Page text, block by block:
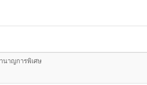
นาญการพิเศษ